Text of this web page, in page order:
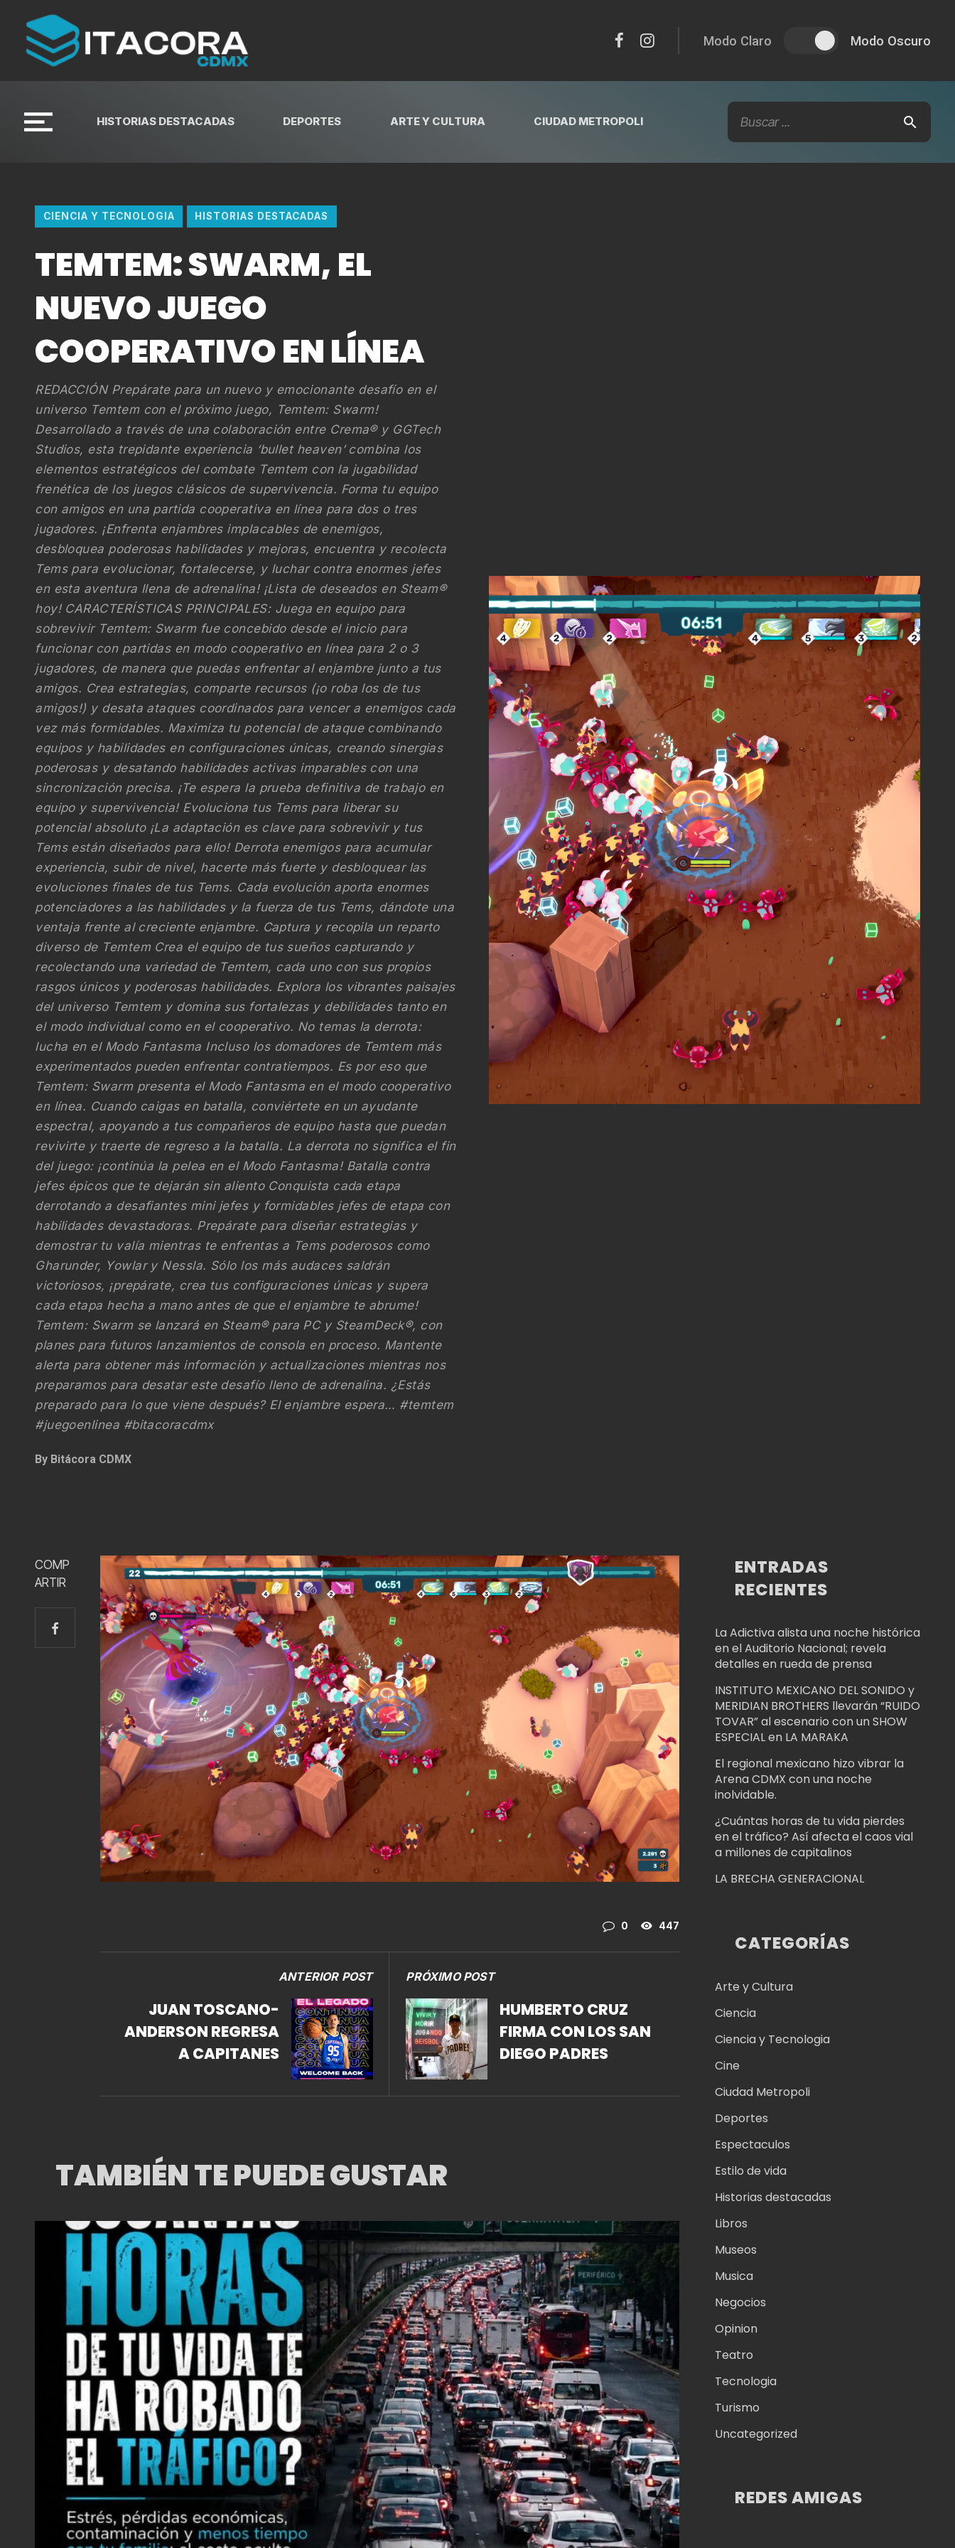
Modo Claro Modo Oscuro
HISTORIAS DESTACADAS DEPORTES ARTE Y CULTURA CIUDAD METROPOLI
CIENCIA Y TECNOLOGIA HISTORIAS DESTACADAS
TEMTEM: SWARM, EL
NUEVO JUEGO
COOPERATIVO EN LÍNEA
REDACCIÓN Prepárate para un nuevo y emocionante desafío en el
universo Temtem con el próximo juego, Temtem: Swarm!
Desarrollado a través de una colaboración entre Crema® y GGTech
Studios, esta trepidante experiencia ‘bullet heaven’ combina los
elementos estratégicos del combate Temtem con la jugabilidad
frenética de los juegos clásicos de supervivencia. Forma tu equipo
con amigos en una partida cooperativa en línea para dos o tres
jugadores. ¡Enfrenta enjambres implacables de enemigos,
desbloquea poderosas habilidades y mejoras, encuentra y recolecta
Tems para evolucionar, fortalecerse, y luchar contra enormes jefes
en esta aventura llena de adrenalina! ¡Lista de deseados en Steam®
hoy! CARACTERÍSTICAS PRINCIPALES: Juega en equipo para
sobrevivir Temtem: Swarm fue concebido desde el inicio para
funcionar con partidas en modo cooperativo en línea para 2 o 3
jugadores, de manera que puedas enfrentar al enjambre junto a tus
amigos. Crea estrategias, comparte recursos (¡o roba los de tus
amigos!) y desata ataques coordinados para vencer a enemigos cada
vez más formidables. Maximiza tu potencial de ataque combinando
equipos y habilidades en configuraciones únicas, creando sinergias
poderosas y desatando habilidades activas imparables con una
sincronización precisa. ¡Te espera la prueba definitiva de trabajo en
equipo y supervivencia! Evoluciona tus Tems para liberar su
potencial absoluto ¡La adaptación es clave para sobrevivir y tus
Tems están diseñados para ello! Derrota enemigos para acumular
experiencia, subir de nivel, hacerte más fuerte y desbloquear las
evoluciones finales de tus Tems. Cada evolución aporta enormes
potenciadores a las habilidades y la fuerza de tus Tems, dándote una
ventaja frente al creciente enjambre. Captura y recopila un reparto
diverso de Temtem Crea el equipo de tus sueños capturando y
recolectando una variedad de Temtem, cada uno con sus propios
rasgos únicos y poderosas habilidades. Explora los vibrantes paisajes
del universo Temtem y domina sus fortalezas y debilidades tanto en
el modo individual como en el cooperativo. No temas la derrota:
lucha en el Modo Fantasma Incluso los domadores de Temtem más
experimentados pueden enfrentar contratiempos. Es por eso que
Temtem: Swarm presenta el Modo Fantasma en el modo cooperativo
en línea. Cuando caigas en batalla, conviértete en un ayudante
espectral, apoyando a tus compañeros de equipo hasta que puedan
revivirte y traerte de regreso a la batalla. La derrota no significa el fin
del juego: ¡continúa la pelea en el Modo Fantasma! Batalla contra
jefes épicos que te dejarán sin aliento Conquista cada etapa
derrotando a desafiantes mini jefes y formidables jefes de etapa con
habilidades devastadoras. Prepárate para diseñar estrategias y
demostrar tu valía mientras te enfrentas a Tems poderosos como
Gharunder, Yowlar y Nessla. Sólo los más audaces saldrán
victoriosos, ¡prepárate, crea tus configuraciones únicas y supera
cada etapa hecha a mano antes de que el enjambre te abrume!
Temtem: Swarm se lanzará en Steam® para PC y SteamDeck®, con
planes para futuros lanzamientos de consola en proceso. Mantente
alerta para obtener más información y actualizaciones mientras nos
preparamos para desatar este desafío lleno de adrenalina. ¿Estás
preparado para lo que viene después? El enjambre espera… #temtem
#juegoenlinea #bitacoracdmx
By Bitácora CDMX
COMP
ARTIR
0 447
ANTERIOR POST
JUAN TOSCANO-
ANDERSON REGRESA
A CAPITANES
PRÓXIMO POST
HUMBERTO CRUZ
FIRMA CON LOS SAN
DIEGO PADRES
TAMBIÉN TE PUEDE GUSTAR
ENTRADAS
RECIENTES
La Adictiva alista una noche histórica
en el Auditorio Nacional; revela
detalles en rueda de prensa
INSTITUTO MEXICANO DEL SONIDO y
MERIDIAN BROTHERS llevarán “RUIDO
TOVAR” al escenario con un SHOW
ESPECIAL en LA MARAKA
El regional mexicano hizo vibrar la
Arena CDMX con una noche
inolvidable.
¿Cuántas horas de tu vida pierdes
en el tráfico? Así afecta el caos vial
a millones de capitalinos
LA BRECHA GENERACIONAL
CATEGORÍAS
Arte y Cultura
Ciencia
Ciencia y Tecnologia
Cine
Ciudad Metropoli
Deportes
Espectaculos
Estilo de vida
Historias destacadas
Libros
Museos
Musica
Negocios
Opinion
Teatro
Tecnologia
Turismo
Uncategorized
REDES AMIGAS